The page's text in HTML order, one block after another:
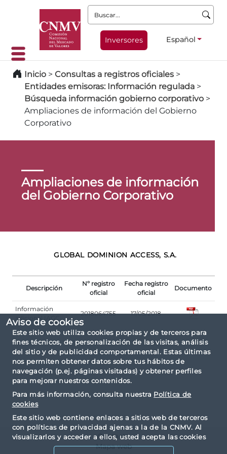
Aviso de cookies
Este sitio web utiliza cookies propias y de terceros para
fines técnicos, de personalización de las visitas, análisis
del sitio y de publicidad comportamental. Estas últimas
nos permiten obtener datos sobre tus hábitos de
navegación (p.ej. páginas visitadas) y obtener perfiles
para mejorar nuestros contenidos.
Para más información, consulta nuestra Política de
cookies
Este sitio web contiene enlaces a sitios web de terceros
con políticas de privacidad ajenas a la de la CNMV. Al
visualizarlos y acceder a ellos, usted acepta las cookies
instaladas por terceros y sus políticas de privacidad y
Buscar:
Inversores Español
Inicio > Consultas a registros oficiales >
Entidades emisoras: Información regulada >
Búsqueda información gobierno corporativo >
Ampliaciones de información del Gobierno
Corporativo
Ampliaciones de información
del Gobierno Corporativo
GLOBAL DOMINION ACCESS, S.A.
Descripción
Nº registro
oficial
Fecha registro
oficial
Documento
Información
adicional IAGC
2018064755 17/05/2018
Contacto
Mapa web